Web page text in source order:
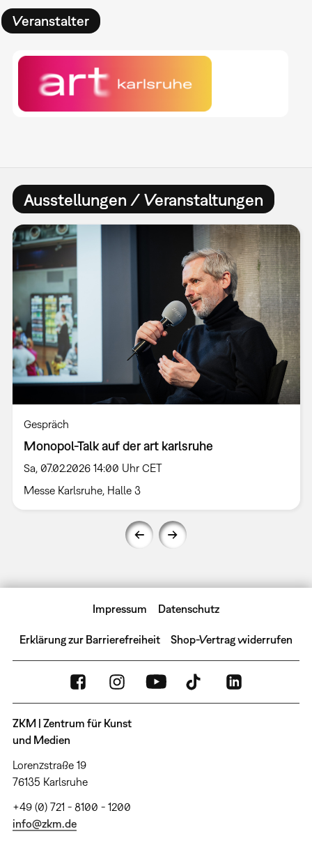
Veranstalter
Ausstellungen / Veranstaltungen
Gespräch
Monopol-Talk auf der art karlsruhe
Sa, 07.02.2026 14:00 Uhr CET
Messe Karlsruhe, Halle 3
Impressum Datenschutz
Erklärung zur Barrierefreiheit Shop-Vertrag widerrufen
ZKM | Zentrum für Kunst
und Medien
Lorenzstraße 19
76135 Karlsruhe
+49 (0) 721 - 8100 - 1200
info@zkm.de